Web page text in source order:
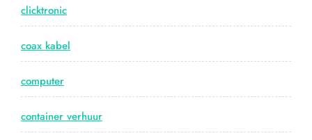
clicktronic
coax kabel
computer
container verhuur